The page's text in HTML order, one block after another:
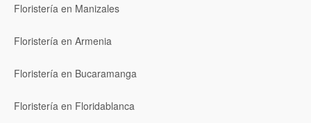
Floristería en Manizales
Floristería en Armenia
Floristería en Bucaramanga
Floristería en Floridablanca